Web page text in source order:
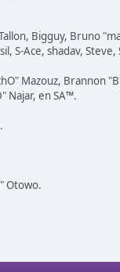
Bigguy, Bruno
S-Ace, shadav,
Mazouz, Brannon
Najar, en SA™.
Otowo.